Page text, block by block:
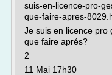
suis-en-licence-pro-
que-faire-apres-
Je suis en licence pro
que faire aprés?
2
11 Mai 17h30